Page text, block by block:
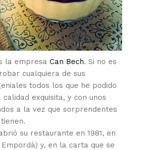
la empresaCan Bech. Si no es
cualquiera de sus
todos los que he podido
calidad exquisita, y con unos
a la vez que sorprendentes
su restaurante en 1981, en
y, en la carta que se